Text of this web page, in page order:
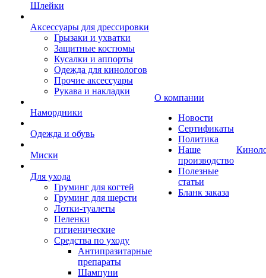
Шлейки
Аксессуары для дрессировки
Грызаки и ухватки
Защитные костюмы
Кусалки и аппорты
Одежда для кинологов
Прочие аксессуары
Рукава и накладки
Намордники
Одежда и обувь
Миски
Для ухода
Груминг для когтей
Груминг для шерсти
Лотки-туалеты
Пеленки
гигиенические
Средства по уходу
Антипразитарные
препараты
Шампуни
О компании
Новости
Сертификаты
Политика
Наше
производство
Полезные
статьи
Бланк заказа